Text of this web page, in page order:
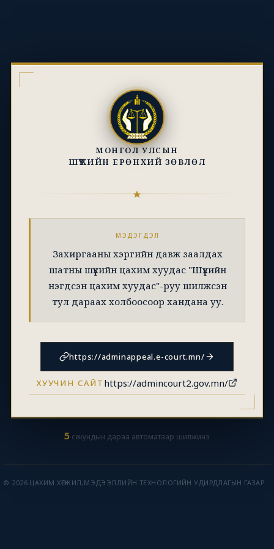
МОНГОЛ УЛСЫН
ШҮҮХИЙН ЕРӨНХИЙ ЗӨВЛӨЛ
МЭДЭГДЭЛ
Захиргааны хэргийн давж заалдах
шатны шүүхийн цахим хуудас "Шүүхийн
нэгдсэн цахим хуудас"-руу шилжсэн
тул дараах холбоосоор хандана уу.
https://adminappeal.e-court.mn/
ХУУЧИН САЙТ https://admincourt2.gov.mn/
5 секундын дараа автоматаар шилжинэ
© 2026 ЦАХИМ ХӨГЖИЛ,МЭДЭЭЛЛИЙН ТЕХНОЛОГИЙН УДИРДЛАГЫН ГАЗАР